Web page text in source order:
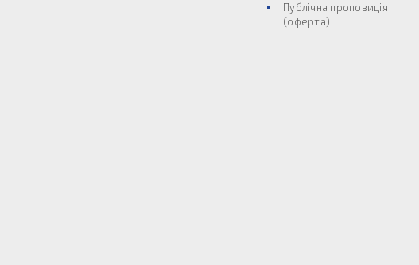
Публічна пропозиція
(оферта)